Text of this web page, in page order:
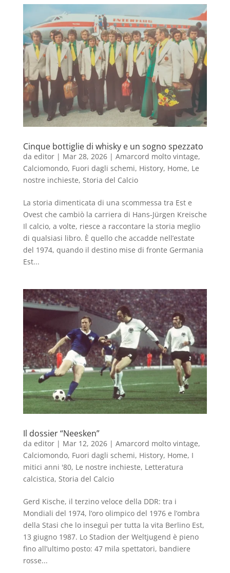
Cinque bottiglie di whisky e un sogno spezzato
da editor| Mar 28, 2026| Amarcord molto vintage,
Calciomondo, Fuori dagli schemi, History, Home, Le
nostre inchieste, Storia del Calcio
La storia dimenticata di una scommessa tra Est e
Ovest che cambiò la carriera di Hans-Jürgen Kreische
Il calcio, a volte, riesce a raccontare la storia meglio
di qualsiasi libro. È quello che accadde nell’estate
del 1974, quando il destino mise di fronte Germania
Est...
Il dossier “Neesken”
da editor| Mar 12, 2026| Amarcord molto vintage,
Calciomondo, Fuori dagli schemi, History, Home, I
mitici anni '80, Le nostre inchieste, Letteratura
calcistica, Storia del Calcio
Gerd Kische, il terzino veloce della DDR: tra i
Mondiali del 1974, l’oro olimpico del 1976 e l’ombra
della Stasi che lo inseguì per tutta la vita Berlino Est,
13 giugno 1987. Lo Stadion der Weltjugend è pieno
fino all’ultimo posto: 47 mila spettatori, bandiere
rosse...